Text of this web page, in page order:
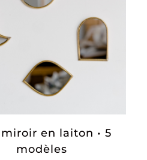
en laiton • 5
modèles